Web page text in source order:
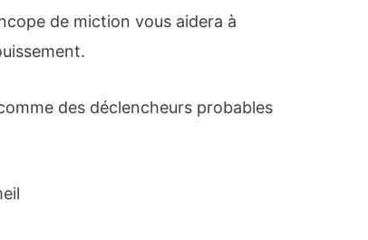
de miction vous aidera à
des déclencheurs probables